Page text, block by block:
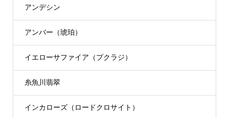
アンデシン
アンバー（琥珀）
イエローサファイア（プクラジ）
糸魚川翡翠
インカローズ（ロードクロサイト）